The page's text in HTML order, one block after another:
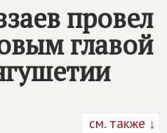
провел
главой
см. также ↓